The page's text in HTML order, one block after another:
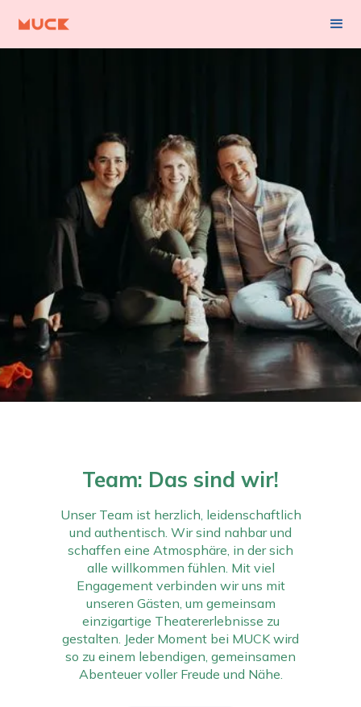
Team: Das sind wir!
Unser Team ist herzlich, leidenschaftlich
und authentisch. Wir sind nahbar und
schaffen eine Atmosphäre, in der sich
alle willkommen fühlen. Mit viel
Engagement verbinden wir uns mit
unseren Gästen, um gemeinsam
einzigartige Theatererlebnisse zu
gestalten. Jeder Moment bei MUCK wird
so zu einem lebendigen, gemeinsamen
Abenteuer voller Freude und Nähe.